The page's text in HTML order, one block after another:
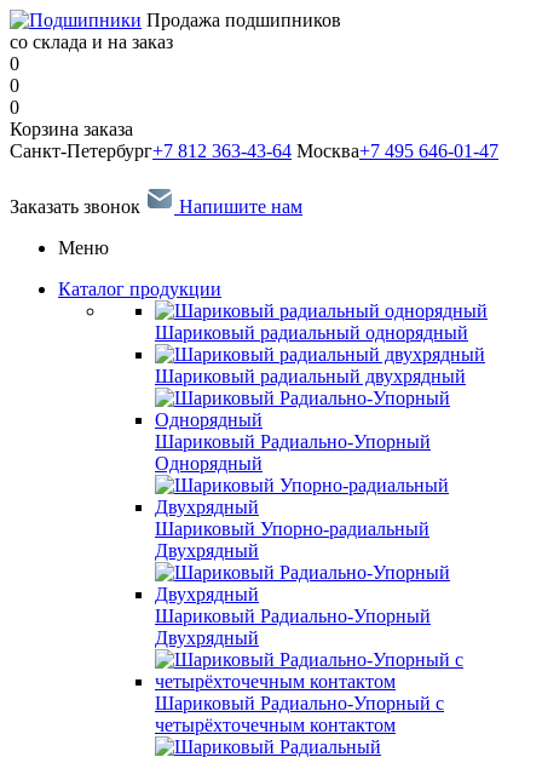
Продажа подшипников
со склада и на заказ
0
0
0
Корзина заказа
Санкт-Петербург+7 812 363-43-64 Москва+7 495 646-01-47
Заказать звонок
Напишите нам
Меню
Каталог продукции
Шариковый радиальный однорядный
Шариковый радиальный двухрядный
Шариковый Радиально-Упорный
Однорядный
Шариковый Упорно-радиальный
Двухрядный
Шариковый Радиально-Упорный
Двухрядный
Шариковый Радиально-Упорный с
четырёхточечным контактом